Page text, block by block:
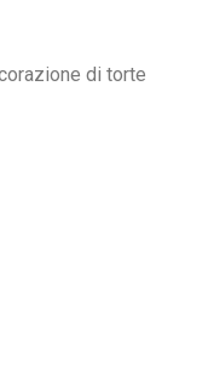
di torte